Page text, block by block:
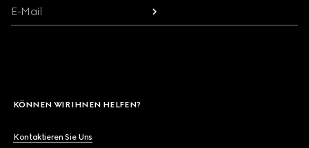
E-Mail
KÖNNEN WIR IHNEN HELFEN?
Kontaktieren Sie Uns